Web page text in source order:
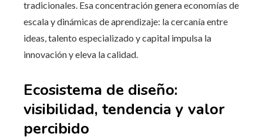
tradicionales. Esa concentración genera economías de
escala y dinámicas de aprendizaje: la cercanía entre
ideas, talento especializado y capital impulsa la
innovación y eleva la calidad.
Ecosistema de diseño:
visibilidad, tendencia y valor
percibido